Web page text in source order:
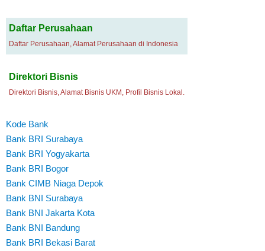
Daftar Perusahaan
Daftar Perusahaan, Alamat Perusahaan di Indonesia
Direktori Bisnis
Direktori Bisnis, Alamat Bisnis UKM, Profil Bisnis Lokal.
Kode Bank
Bank BRI Surabaya
Bank BRI Yogyakarta
Bank BRI Bogor
Bank CIMB Niaga Depok
Bank BNI Surabaya
Bank BNI Jakarta Kota
Bank BNI Bandung
Bank BRI Bekasi Barat